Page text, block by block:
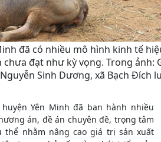
đã có nhiều mô hình kinh tế
đạt như kỳ vọng. Trong ảnh:
Sinh Dương, xã Bạch Đích
Yên Minh đã ban hành nhiều
án, đề án chuyên đề, trọng tâm
thể nhằm nâng cao giá trị sản xuất